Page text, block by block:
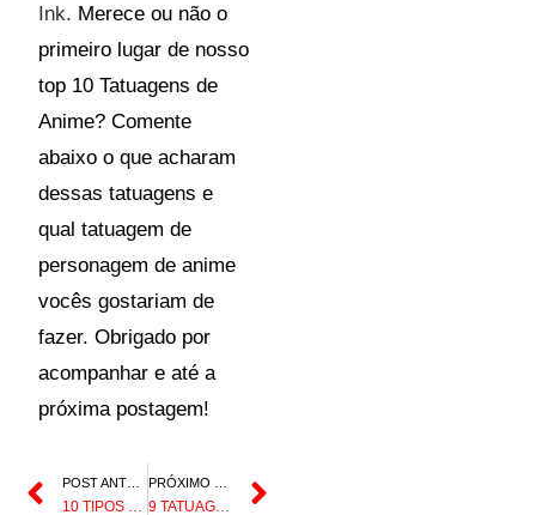
Ink. Merece ou não o
primeiro lugar de nosso
top 10 Tatuagens de
Anime? Comente
abaixo o que acharam
dessas tatuagens e
qual tatuagem de
personagem de anime
vocês gostariam de
fazer. Obrigado por
acompanhar e até a
próxima postagem!
10 TIPOS DE PIERCINGS NA ORELHA PARA VOCÊ FAZER 9 TATUAGENS DE TERROR E DESENHOS DE ARREPIAR